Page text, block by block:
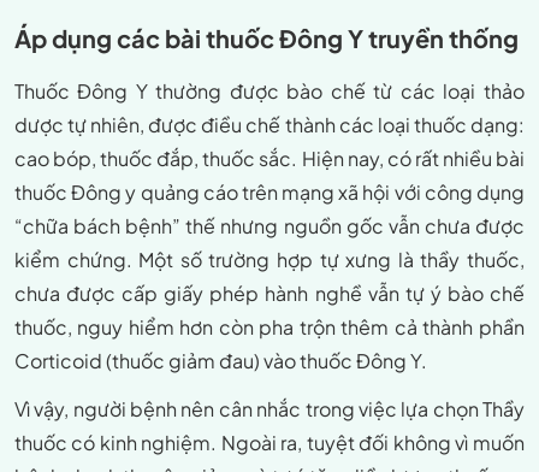
Áp dụng các bài thuốc Đông Y truyền thống
Thuốc Đông Y thường được bào chế từ các loại thảo
dược tự nhiên, được điều chế thành các loại thuốc dạng:
cao bóp, thuốc đắp, thuốc sắc. Hiện nay, có rất nhiều bài
thuốc Đông y quảng cáo trên mạng xã hội với công dụng
“chữa bách bệnh” thế nhưng nguồn gốc vẫn chưa được
kiểm chứng. Một số trường hợp tự xưng là thầy thuốc,
chưa được cấp giấy phép hành nghề vẫn tự ý bào chế
thuốc, nguy hiểm hơn còn pha trộn thêm cả thành phần
Corticoid (thuốc giảm đau) vào thuốc Đông Y.
Vì vậy, người bệnh nên cân nhắc trong việc lựa chọn Thầy
thuốc có kinh nghiệm. Ngoài ra, tuyệt đối không vì muốn